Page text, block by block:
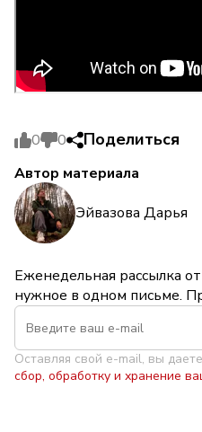
0 0 Поделиться
Автор материала
Эйвазова Дарья
Еженедельная рассылка
нужное в одном письме.
Оставляя свой e-mail, вы
сбор, обработку и хранение